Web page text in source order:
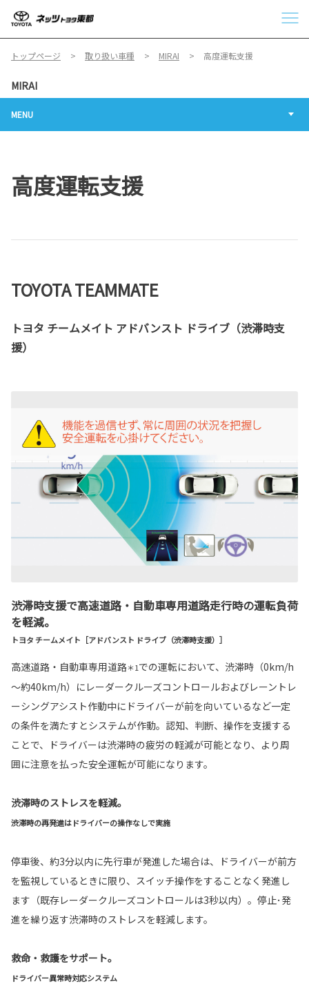
トップページ 取り扱い車種 MIRAI 高度運転支援
MIRAI
MENU
高度運転支援
TOYOTA TEAMMATE
トヨタ チームメイト アドバンスト ドライブ（渋滞時支
援）
渋滞時支援で高速道路・自動車専用道路走行時の運転負荷
を軽減。
トヨタ チームメイト［アドバンスト ドライブ（渋滞時支援）］
高速道路・自動車専用道路＊1での運転において、渋滞時（0km/h
～約40km/h）にレーダークルーズコントロールおよびレーントレ
ーシングアシスト作動中にドライバーが前を向いているなど一定
の条件を満たすとシステムが作動。認知、判断、操作を支援する
ことで、ドライバーは渋滞時の疲労の軽減が可能となり、より周
囲に注意を払った安全運転が可能になります。
渋滞時のストレスを軽減。
渋滞時の再発進はドライバーの操作なしで実施
停車後、約3分以内に先行車が発進した場合は、ドライバーが前方
を監視しているときに限り、スイッチ操作をすることなく発進し
ます（既存レーダークルーズコントロールは3秒以内）。停止･発
進を繰り返す渋滞時のストレスを軽減します。
救命・救護をサポート。
ドライバー異常時対応システム